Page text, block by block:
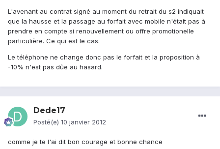
L'avenant au contrat signé au moment du retrait du s2 indiquait
que la hausse et la passage au forfait avec mobile n'était pas à
prendre en compte si renouvellement ou offre promotionelle
particulière. Ce qui est le cas.
Le téléphone ne change donc pas le forfait et la proposition à
-10% n'est pas dûe au hasard.
Dede17
Posté(e) 10 janvier 2012
comme je te l'ai dit bon courage et bonne chance